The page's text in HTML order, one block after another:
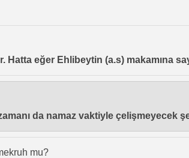
eğer Ehlibeytin (a.s) makamına
da namaz vaktiyle çelişmeyecek
mu?